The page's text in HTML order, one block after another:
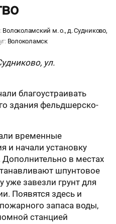
Волоколамский м. о., д. Судниково,
Волоколамск
ул.
благоустраивать
здания фельдшерско-
временные
и начали установку
Дополнительно в местах
шпунтовое
завезли грунт для
Появятся здесь и
запаса воды,
станцией